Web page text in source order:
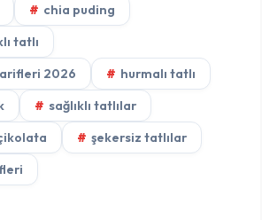
chia puding
tatlı
2026
hurmalı tatlı
sağlıklı tatlılar
şekersiz tatlılar